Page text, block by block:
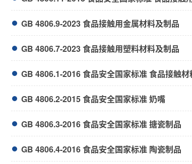
GB 4806.9-2023 食品接触用金属材料及制品
GB 4806.7-2023 食品接触用塑料材料及制品
GB 4806.2-2015 食品安全国家标准 奶嘴
GB 4806.3-2016 食品安全国家标准 搪瓷制品
GB 4806.4-2016 食品安全国家标准 陶瓷制品